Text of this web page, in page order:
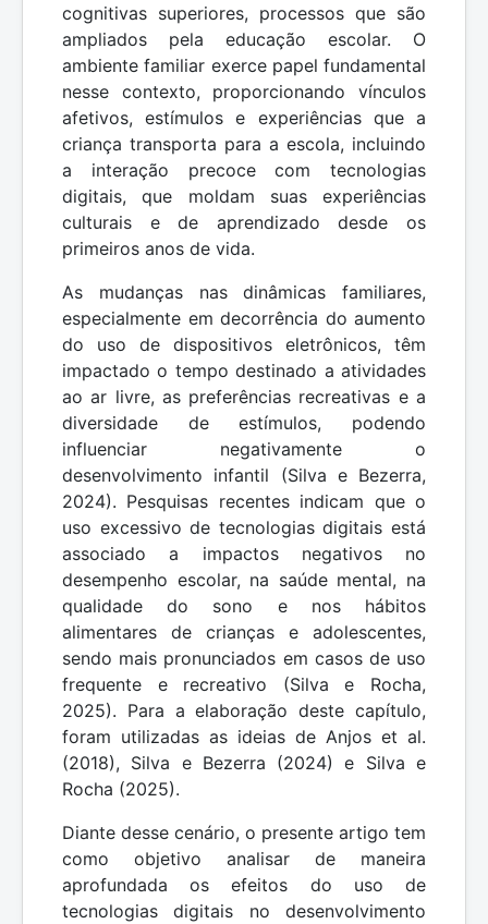
cognitivas superiores, processos que são
ampliados pela educação escolar. O
ambiente familiar exerce papel fundamental
nesse contexto, proporcionando vínculos
afetivos, estímulos e experiências que a
criança transporta para a escola, incluindo
a interação precoce com tecnologias
digitais, que moldam suas experiências
culturais e de aprendizado desde os
primeiros anos de vida.
As mudanças nas dinâmicas familiares,
especialmente em decorrência do aumento
do uso de dispositivos eletrônicos, têm
impactado o tempo destinado a atividades
ao ar livre, as preferências recreativas e a
diversidade de estímulos, podendo
influenciar negativamente o
desenvolvimento infantil (Silva e Bezerra,
2024). Pesquisas recentes indicam que o
uso excessivo de tecnologias digitais está
associado a impactos negativos no
desempenho escolar, na saúde mental, na
qualidade do sono e nos hábitos
alimentares de crianças e adolescentes,
sendo mais pronunciados em casos de uso
frequente e recreativo (Silva e Rocha,
2025). Para a elaboração deste capítulo,
foram utilizadas as ideias de Anjos et al.
(2018), Silva e Bezerra (2024) e Silva e
Rocha (2025).
Diante desse cenário, o presente artigo tem
como objetivo analisar de maneira
aprofundada os efeitos do uso de
tecnologias digitais no desenvolvimento